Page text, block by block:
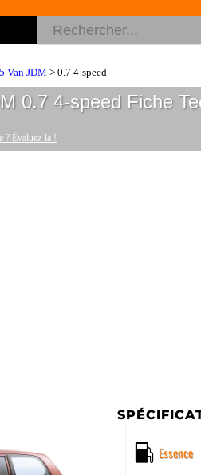
Van JDM > 0.7 4-speed
0.7 4-speed Fiche
? Évaluez-la !
Essence